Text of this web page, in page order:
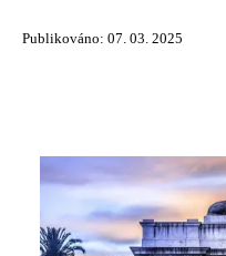
Publikováno: 07. 03. 2025